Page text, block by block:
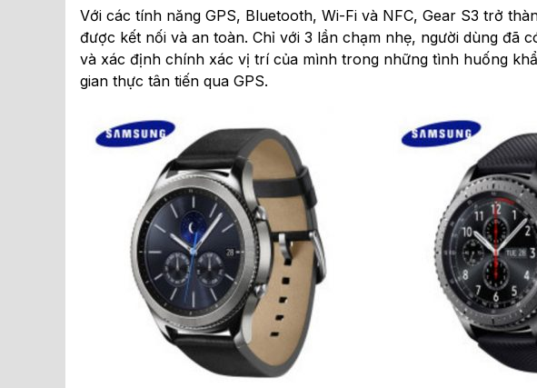
Với các tính năng GPS, Bluetooth, Wi-Fi và NFC, Gear S3 trở
được kết nối và an toàn. Chỉ với 3 lần chạm nhẹ, người dùng đã
và xác định chính xác vị trí của mình trong những tình huống
gian thực tân tiến qua GPS.